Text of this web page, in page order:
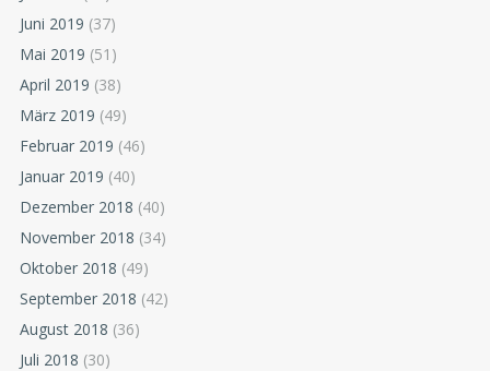
Juni 2019 (37)
Mai 2019 (51)
April 2019 (38)
März 2019 (49)
Februar 2019 (46)
Januar 2019 (40)
Dezember 2018 (40)
November 2018 (34)
Oktober 2018 (49)
September 2018 (42)
August 2018 (36)
Juli 2018 (30)